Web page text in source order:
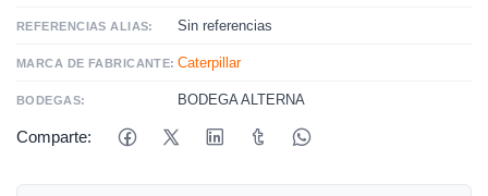
REFERENCIAS ALIAS: Sin referencias
MARCA DE FABRICANTE: Caterpillar
BODEGAS: BODEGA ALTERNA
Comparte: